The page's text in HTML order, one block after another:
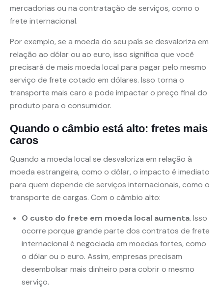
mercadorias ou na contratação de serviços, como o
frete internacional.
Por exemplo, se a moeda do seu país se desvaloriza em
relação ao dólar ou ao euro, isso significa que você
precisará de mais moeda local para pagar pelo mesmo
serviço de frete cotado em dólares. Isso torna o
transporte mais caro e pode impactar o preço final do
produto para o consumidor.
Quando o câmbio está alto: fretes mais
caros
Quando a moeda local se desvaloriza em relação à
moeda estrangeira, como o dólar, o impacto é imediato
para quem depende de serviços internacionais, como o
transporte de cargas. Com o câmbio alto:
O custo do frete em moeda local aumenta. Isso
ocorre porque grande parte dos contratos de frete
internacional é negociada em moedas fortes, como
o dólar ou o euro. Assim, empresas precisam
desembolsar mais dinheiro para cobrir o mesmo
serviço.